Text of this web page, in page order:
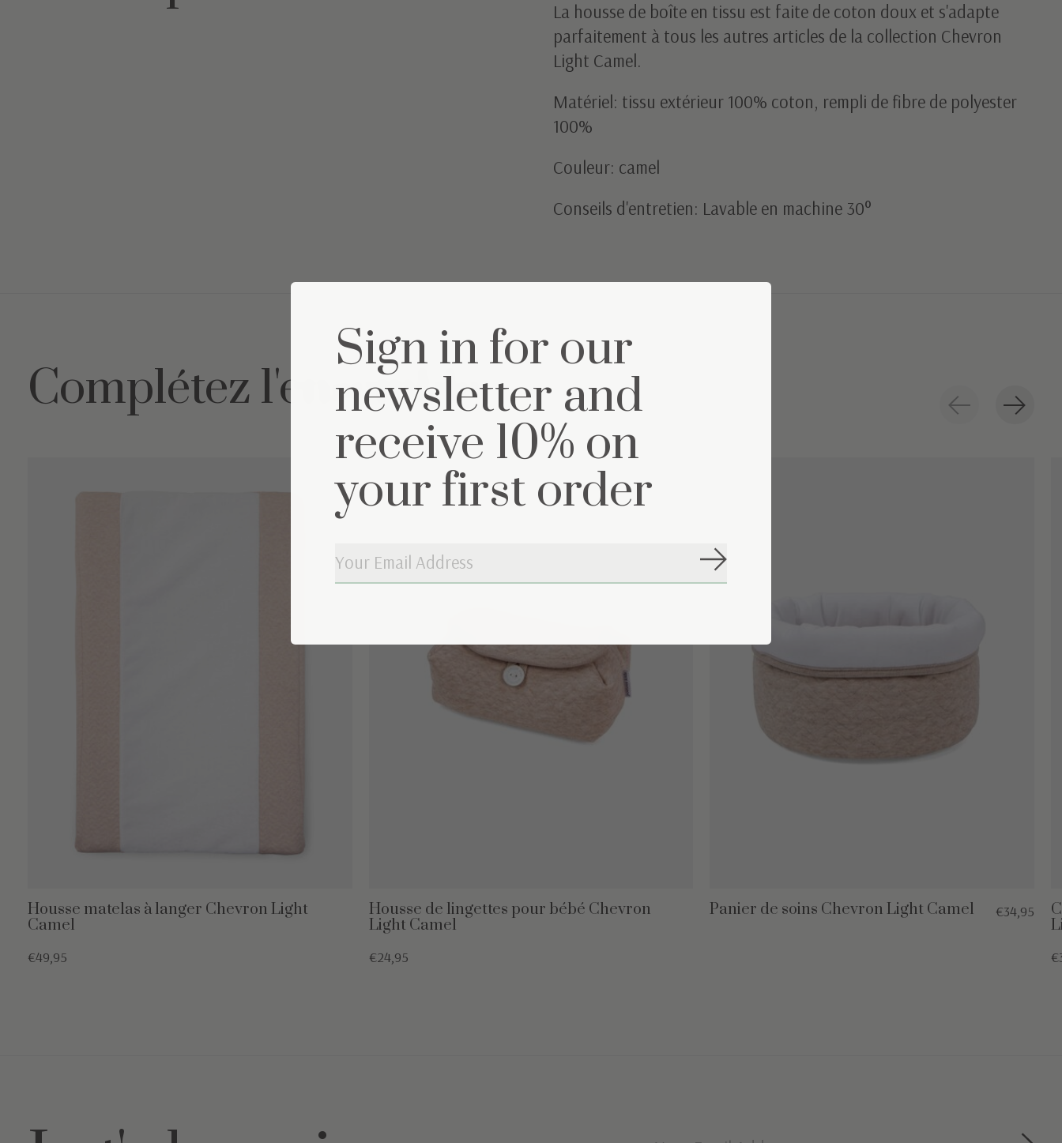
La housse de boîte en tissu est faite de coton doux et s'adapte
parfaitement à tous les autres articles de la collection Chevron
Light Camel.
Matériel: tissu extérieur 100% coton, rempli de fibre de polyester
100%
Couleur: camel
Conseils d'entretien: Lavable en machine 30°
Complétez l'ensemble
Housse matelas à langer Chevron Light
Camel
€49,95
Housse de lingettes pour bébé Chevron
Light Camel
€24,95
Panier de soins Chevron Light Camel €34,95
Sign in for our
newsletter and
receive 10% on
your first order
S'abonner